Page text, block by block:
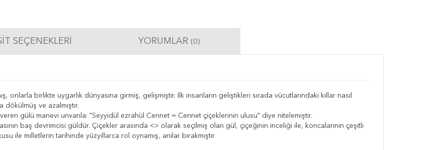
SEÇENEKLERI YORUMLAR (0)
onlarla birlikte uygarlık dünyasına girmiş, gelişmiştir. İlk insanların geliştikleri sırada vücutlarındaki kıllar nasıl
ve azalmıştır.
gülü manevi unvanla: "Seyyidül ezrahül Cennet = Cennet çiçeklerinin ulusu" diye nitelemiştir.
baş devrimcisi güldür. Çiçekler arasında <> olarak seçilmiş olan gül, çiçeğinin inceliği ile, koncalarının çeşitli
ile milletlerin tarihinde yüzyıllarca rol oynamış, anılar bırakmıştır